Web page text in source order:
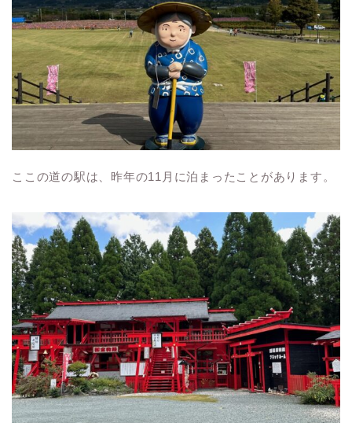
ここの道の駅は、昨年の11月に泊まったことがあります。